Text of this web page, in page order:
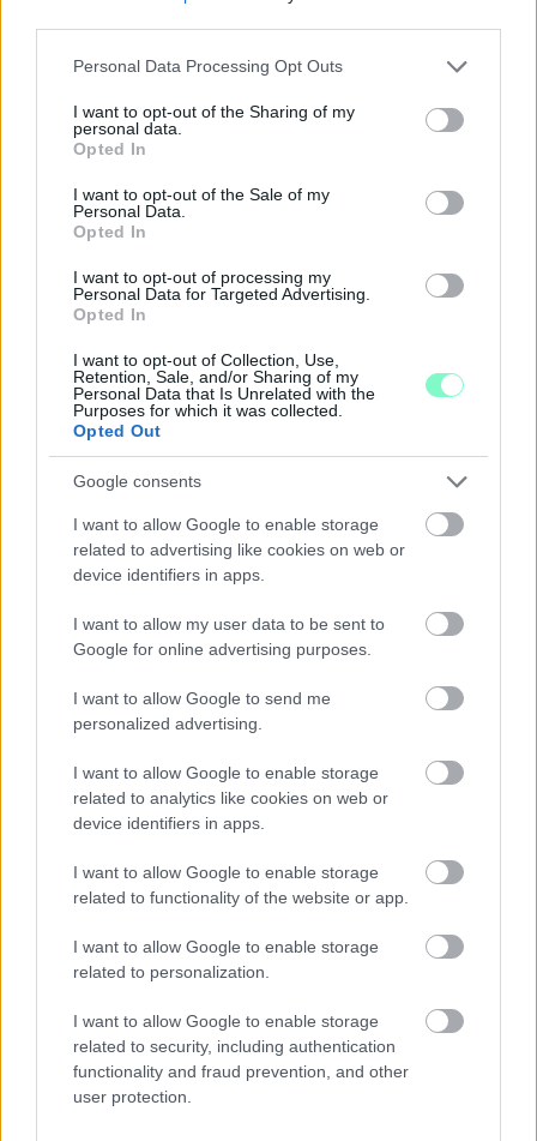
Please note that this website/app uses one or more Google
not limited to your visit or usage behaviour. You may click to
grant or deny consent to Google and its third-party tags to
use your data for below specified purposes in below Google
consent section.
Personal Data Processing Opt Outs
I want to opt-out of the Sharing of my
personal data.
Opted In
I want to opt-out of the Sale of my
Personal Data.
Opted In
I want to opt-out of processing my
Personal Data for Targeted Advertising.
Opted In
I want to opt-out of Collection, Use,
Retention, Sale, and/or Sharing of my
Personal Data that Is Unrelated with the
Purposes for which it was collected.
Opted Out
Google consents
I want to allow Google to enable storage
related to advertising like cookies on web or
device identifiers in apps.
I want to allow my user data to be sent to
Google for online advertising purposes.
I want to allow Google to send me
personalized advertising.
I want to allow Google to enable storage
related to analytics like cookies on web or
device identifiers in apps.
I want to allow Google to enable storage
related to functionality of the website or app.
I want to allow Google to enable storage
related to personalization.
I want to allow Google to enable storage
related to security, including authentication
functionality and fraud prevention, and other
user protection.
TÁRLATVEZETÉSEK, WORKSHOP ÉS
KÖZÖNSÉGTALÁLKOZÓ VÁRJA A LÁTOGATÓKAT A
GYŐRI RÓMER MÚZEUMBAN
Ingyenes programokkal és különleges kiállításokkal készülnek a
hét második felére, a hőségriadó idején ráadásul a Várkazamata
Szólj hozzá!
CZUNYINÉ HARCA A GMAIL ÉS AZ ÖNKÉNY ELLEN
- LETILTOTTA A GOOGLE A VÉDVONAL LEVELEZŐ
FIÓKJÁT
Nem vicc! A Fidesz maradéka tényleg egy ingyenes e-mail
szolgáltatást használt, hogy megvédje a Fidesz maradékát.